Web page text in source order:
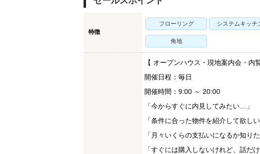
特徴
フローリング システムキッチ
角地
【 オープンハウス・現地案内会・内
開催日程：毎日
開催時間：9:00 ～ 20:00
「今からすぐに内見してみたい…」
「条件に合った物件を紹介して欲し
「月々いくらの支払いになるか知り
「すぐには購入しないけれど、話だ